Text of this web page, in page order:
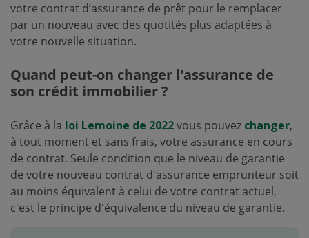
votre contrat d’assurance de prêt pour le remplacer
par un nouveau avec des quotités plus adaptées à
votre nouvelle situation.
Quand peut-on changer l'assurance de
son crédit immobilier ?
Grâce à la loi Lemoine de 2022vous pouvez changer,
à tout moment et sans frais, votre assurance en cours
de contrat. Seule condition que le niveau de garantie
de votre nouveau contrat d'assurance emprunteur soit
au moins équivalent à celui de votre contrat actuel,
c'est le principe d'équivalence du niveau de garantie.